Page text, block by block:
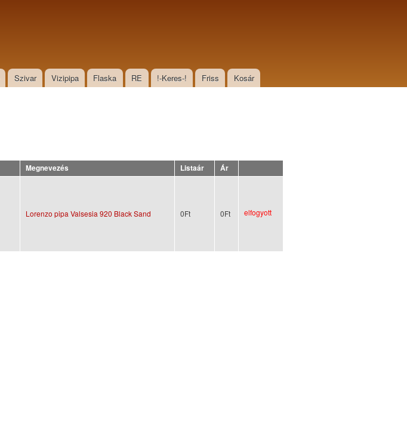
Szivar Vizipipa Flaska RE !-Keres-! Friss Kosár
Megnevezés Listaár Ár
Lorenzo pipa Valsesia 920 Black Sand 0Ft 0Ft elfogyott